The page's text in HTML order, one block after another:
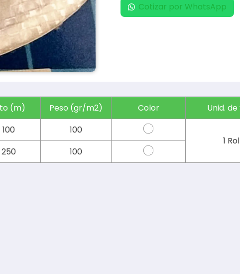
Cotizar por WhatsApp
(m) Peso (gr/m2) Color Unid.
100
100
1
250
100